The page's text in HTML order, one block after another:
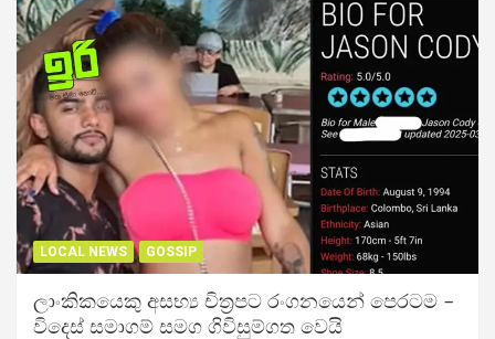
LOCAL NEWS GOSSIP
ලාංකිකයෙකු අසභ්‍ය චිත්‍රපට රංගනයෙන් පෙරටම –
විදෙස් සමාගම් සමග ගිවිසුම්ගත වෙයි